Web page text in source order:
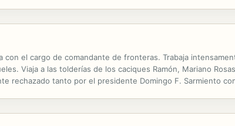
con el cargo de comandante de fronteras. Trabaja
Viaja a las tolderías de los caciques Ramón, Mariano
rechazado tanto por el presidente Domingo F. Sarmiento